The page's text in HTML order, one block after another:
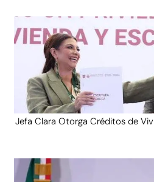
Jefa Clara Otorga Créditos de